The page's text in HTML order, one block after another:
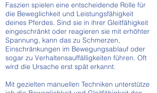
Faszien spielen eine entscheidende Rolle für
die Beweglichkeit und Leistungsfähigkeit
deines Pferdes. Sind sie in ihrer Gleitfähigkeit
eingeschränkt oder reagieren sie mit erhöhter
Spannung, kann das zu Schmerzen,
Einschränkungen im Bewegungsablauf oder
sogar zu Verhaltensauffälligkeiten führen. Oft
wird die Ursache erst spät erkannt.
Mit gezielten manuellen Techniken unterstütze